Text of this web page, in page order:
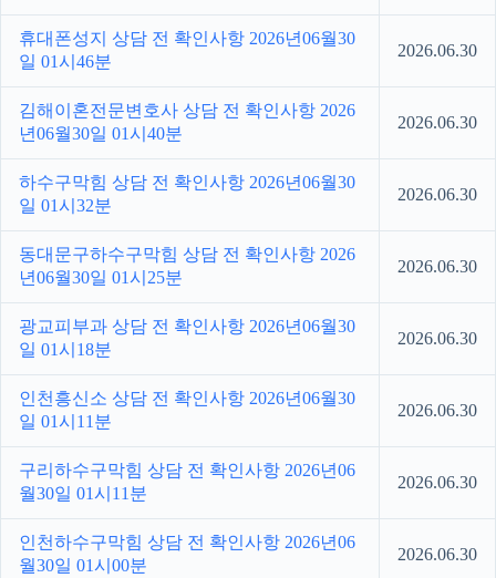
휴대폰성지 상담 전 확인사항 2026년06월30
일 01시46분
2026.06.30
김해이혼전문변호사 상담 전 확인사항 2026
년06월30일 01시40분
2026.06.30
하수구막힘 상담 전 확인사항 2026년06월30
일 01시32분
2026.06.30
동대문구하수구막힘 상담 전 확인사항 2026
년06월30일 01시25분
2026.06.30
광교피부과 상담 전 확인사항 2026년06월30
일 01시18분
2026.06.30
인천흥신소 상담 전 확인사항 2026년06월30
일 01시11분
2026.06.30
구리하수구막힘 상담 전 확인사항 2026년06
월30일 01시11분
2026.06.30
인천하수구막힘 상담 전 확인사항 2026년06
월30일 01시00분
2026.06.30